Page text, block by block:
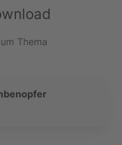
Thema